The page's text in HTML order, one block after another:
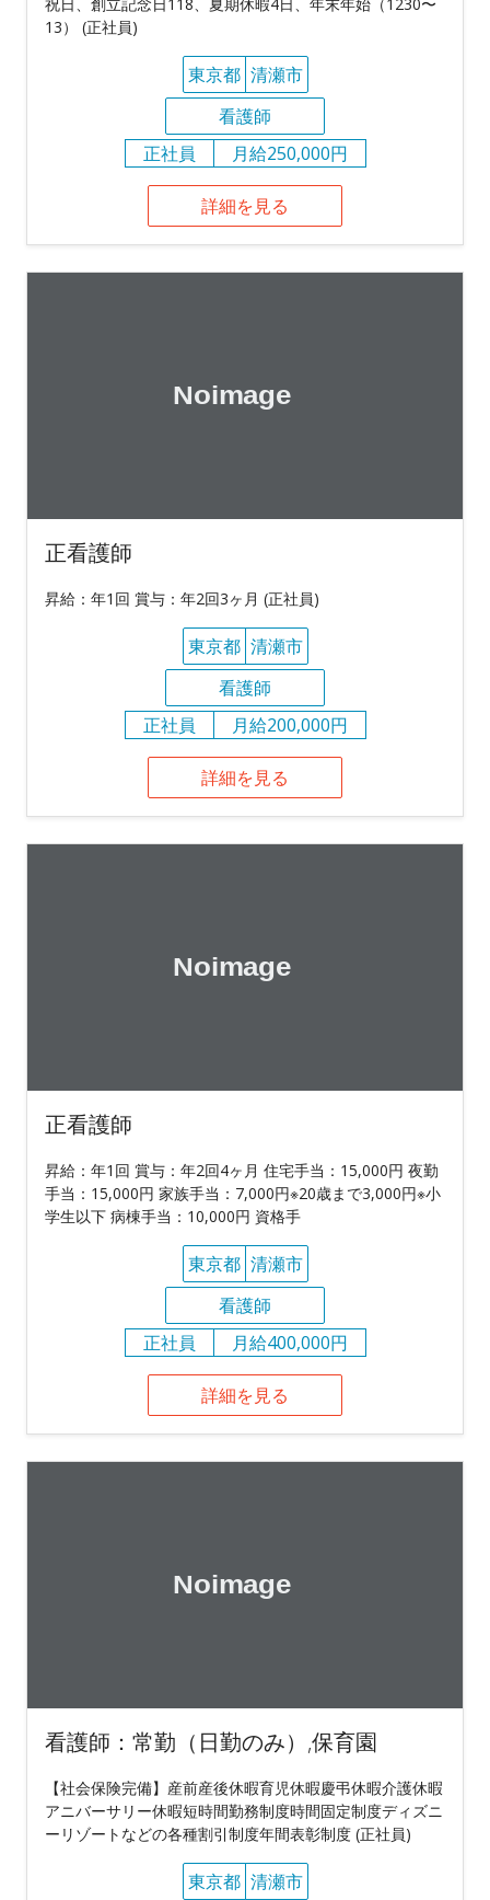
13） (正社員)
東京都 清瀬市
看護師
正社員
月給250,000円
詳細を見る
正看護師
昇給：年1回 賞与：年2回3ヶ月 (正社員)
東京都 清瀬市
看護師
正社員
月給200,000円
詳細を見る
正看護師
昇給：年1回 賞与：年2回4ヶ月 住宅手当：15,000円 夜勤
手当：15,000円 家族手当：7,000円※20歳まで3,000円※小
学生以下 病棟手当：10,000円 資格手
東京都 清瀬市
看護師
正社員
月給400,000円
詳細を見る
看護師：常勤（日勤のみ）,保育園
【社会保険完備】産前産後休暇育児休暇慶弔休暇介護休暇
アニバーサリー休暇短時間勤務制度時間固定制度ディズニ
ーリゾートなどの各種割引制度年間表彰制度 (正社員)
東京都 清瀬市